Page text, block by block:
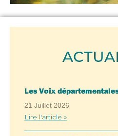
Les Voix
21 Juillet 2026
Lire l'article »